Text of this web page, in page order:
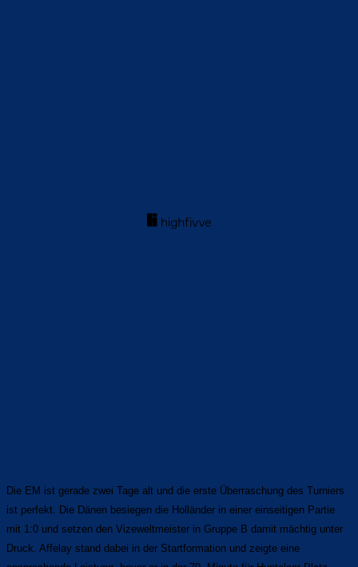
Die EM ist gerade zwei Tage alt und die erste Überraschung des Turniers
ist perfekt. Die Dänen besiegen die Holländer in einer einseitigen Partie
mit 1:0 und setzen den Vizeweltmeister in Gruppe B damit mächtig unter
Druck. Affelay stand dabei in der Startformation und zeigte eine